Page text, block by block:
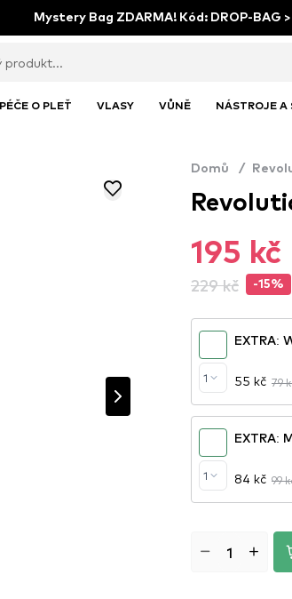
Mystery Bag ZDARMA! Kód: DROP-BAG
PÉČE O PLEŤ VLASY VŮNĚ NÁSTROJE A
Domů /
195 kč
229 kč -15%
1
EXTRA:
55 kč 79
1
EXTRA:
84 kč 99